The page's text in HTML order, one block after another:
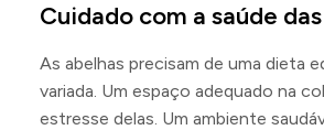
Cuidado com a saúde
As abelhas precisam de uma dieta
variada. Um espaço adequado na
estresse delas. Um ambiente